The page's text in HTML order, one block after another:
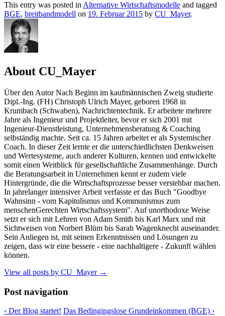
This entry was posted in Alternative Wirtschaftsmodelle and tagged
BGE, breitbandmodell on 19. Februar 2015 by CU_Mayer.
About CU_Mayer
Über den Autor Nach Beginn im kaufmännischen Zweig studierte
Dipl.-Ing. (FH) Christoph Ulrich Mayer, geboren 1968 in
Krumbach (Schwaben), Nachrichtentechnik. Er arbeitete mehrere
Jahre als Ingenieur und Projektleiter, bevor er sich 2001 mit
Ingenieur-Dienstleistung, Unternehmensberatung & Coaching
selbständig machte. Seit ca. 15 Jahren arbeitet er als Systemischer
Coach. In dieser Zeit lernte er die unterschiedlichsten Denkweisen
und Wertesysteme, auch anderer Kulturen, kennen und entwickelte
somit einen Weitblick für gesellschaftliche Zusammenhänge. Durch
die Beratungsarbeit in Unternehmen kennt er zudem viele
Hintergründe, die die Wirtschaftsprozesse besser verstehbar machen.
In jahrelanger intensiver Arbeit verfasste er das Buch "Goodbye
Wahnsinn - vom Kapitulismus und Kommunismus zum
menschenGerechten Wirtschaftssystem". Auf unorthodoxe Weise
setzt er sich mit Lehren von Adam Smith bis Karl Marx und mit
Sichtweisen von Norbert Blüm bis Sarah Wagenknecht auseinander.
Sein Anliegen ist, mit seinen Erkenntnissen und Lösungen zu
zeigen, dass wir eine bessere - eine nachhaltigere - Zukunft wählen
können.
View all posts by CU_Mayer →
Post navigation
‹ Der Blog startet! Das Bedingingslose Grundeinkommen (BGE) ›